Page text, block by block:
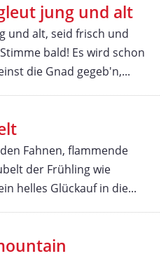
jung und alt
und alt, seid frisch und
bald! Es wird schon
die Gnad gegeb'n,...
Fahnen, flammende
der Frühling wie
helles Glückauf in die...